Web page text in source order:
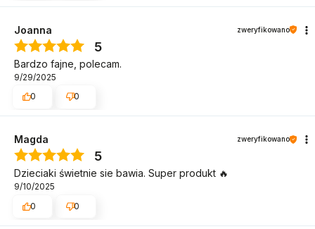
Joanna zweryfikowano
5
Bardzo fajne, polecam.
9/29/2025
0
0
Magda zweryfikowano
5
Dzieciaki świetnie sie bawia. Super produkt 🔥
9/10/2025
0
0